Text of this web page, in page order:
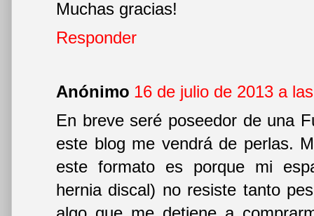
Muchas gracias!
Responder
Anónimo 16 de julio de 2013 a
En breve seré poseedor de una
este blog me vendrá de perlas.
este formato es porque mi
hernia discal) no resiste tanto